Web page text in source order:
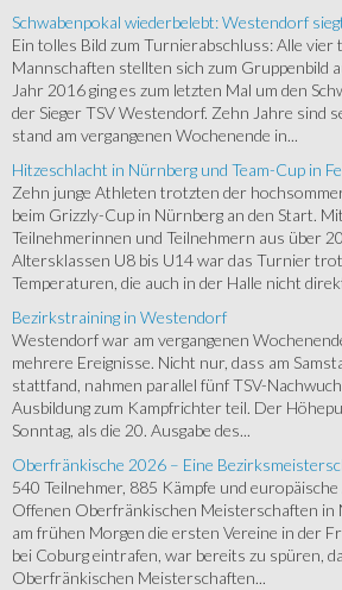
Schwabenpokal wiederbelebt: Westendorf
Ein tolles Bild zum Turnierabschluss: Alle vier
Mannschaften stellten sich zum Gruppenbild
Jahr 2016 ging es zum letzten Mal um den
der Sieger TSV Westendorf. Zehn Jahre sind
stand am vergangenen Wochenende in...
Hitzeschlacht in Nürnberg und Team-Cup in
Zehn junge Athleten trotzten der
beim Grizzly-Cup in Nürnberg an den Start.
Teilnehmerinnen und Teilnehmern aus über
Altersklassen U8 bis U14 war das Turnier
Temperaturen, die auch in der Halle nicht
Bezirkstraining in Westendorf
Westendorf war am vergangenen
mehrere Ereignisse. Nicht nur, dass am
stattfand, nahmen parallel fünf TSV-
Ausbildung zum Kampfrichter teil. Der
Sonntag, als die 20. Ausgabe des...
Oberfränkische 2026 – Eine
540 Teilnehmer, 885 Kämpfe und
Offenen Oberfränkischen Meisterschaften in
am frühen Morgen die ersten Vereine in der
bei Coburg eintrafen, war bereits zu spüren,
Oberfränkischen Meisterschaften...